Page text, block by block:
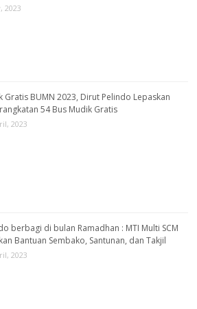
2023
Gratis BUMN 2023, Dirut Pelindo Lepaskan
54 Bus Mudik Gratis
2023
berbagi di bulan Ramadhan : MTI Multi SCM
Bantuan Sembako, Santunan, dan Takjil
2023